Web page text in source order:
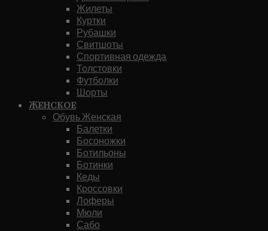
Жилеты
Куртки
Рубашки
Свитшоты
Спортивная одежда
Толстовки
Футболки
Шорты
Женское
Обувь Женская
Балетки
Босоножки
Ботильоны
Ботинки
Кеды
Кроссовки
Лоферы
Мюли
Сабо